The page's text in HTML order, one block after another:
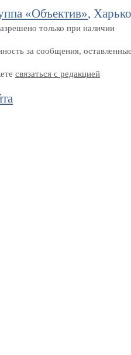
«Объектив»,
только при наличии
за сообщения,
связаться с редакцией